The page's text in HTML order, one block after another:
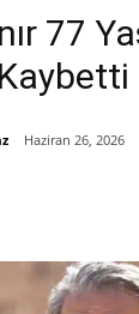
77
Haziran 26, 2026